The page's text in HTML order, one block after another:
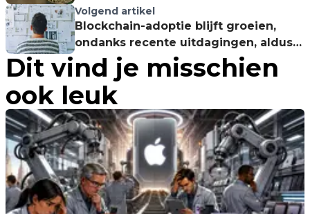
Volgend artikel
Blockchain-adoptie blijft groeien,
ondanks recente uitdagingen, aldus
Citi-onderzoek
Dit vind je misschien
ook leuk